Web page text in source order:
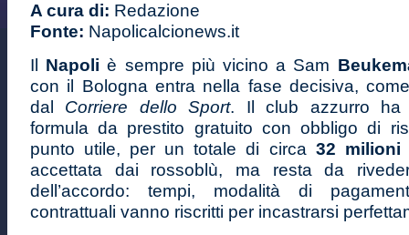
A cura di: Redazione
Fonte: Napolicalcionews.it
Il Napoliè sempre più vicino a Sam
con il Bologna entra nella fase decisiva,
dal Corriere dello Sport. Il club azzurro ha
formula da prestito gratuito con obbligo di
punto utile, per un totale di circa 32 milioni
accettata dai rossoblù, ma resta da
dell’accordo: tempi, modalità di
contrattuali vanno riscritti per incastrarsi